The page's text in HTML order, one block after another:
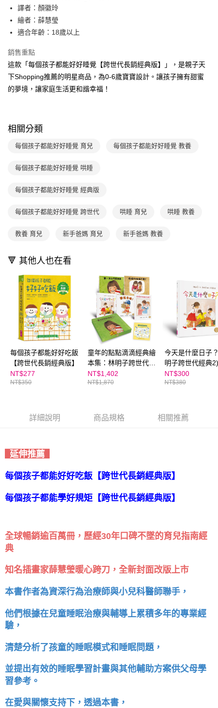
【大哥付你分期使用說明】
1.本服務由台灣大哥大提供，台灣大哥大用戶可立即使用無須另外申請。
2.付款方式選擇「大哥付你分期」，訂單成立後會自動跳轉到大哥付的交易
流程，驗證手機門號後，選擇欲分期的期數、繳款截止日，確認付款後即完
3.實際核准額度、可分期數及費用金額請依後續交易確認頁面所載為準。
4.訂單成立30分鐘內，如未前往確認交易或遇審核未通過，訂單將自動取
消。如遇「轉專審核」未通過狀況，表示未達大哥付你分期系統評分，恕無
法說明評估內容。
1.分期款項不併入電信帳單，「大哥付你分期」於每月結算日後寄送繳費提
1.本服務係由「台灣大哥大股份有限公司」（以下簡稱本公司）所提供，讓
2.基於同意付款使用「大哥付你分期」之契約關係目的，商店將以您的個人
由本公司與您本人進行分期帳單所需資料之確認、核對及更正。
AFTEE先享後付
相關說明
【關於「AFTEE先享後付」】
便利好安心！
１．簡單：不需註冊會員、不需綁卡、不需儲值。
２．便利：只要手機號碼，簡訊認證，即可結帳。
３．安心：先確認商品／服務後，再付款。
３．收到繳費通知簡訊後14天內，點擊此簡訊中的連結，可透過四大超商／
※ 請注意：結帳手續完成當下不需立刻繳費，但若您需要取消訂單，請聯絡
後付繳納相關費用。
客戶支援中心」https://netprotections.freshdesk.com/support/home
【注意事項】
權轉讓予恩沛科技股份有限公司。
３．未成年的使用者請事先徵得法定代理人或監護人之同意方可使用
任。
４．使用「AFTEE先享後付」時，將依據個別帳號之用戶狀況，依本公司即
時審查核予不同之上限額度；若仍有額度不足之情形，本公司將視審查結果
請求用戶進行身份認證。
５．嚴禁一人註冊多個帳號或使用他人資訊註冊。若發現惡意使用之情形，
恩沛科技股份有限公司將有權停止該用戶之使用額度並採取法律行動。
運送方式
付款後全家取貨
每筆NT$70，滿NT$800(含以上)免運費
每筆NT$70，滿NT$800(含以上)免運費
國內宅配/郵寄 (不適用離島、海外及郵局i郵箱)
每筆NT$200
譯者：顏徽玲
繪者：薛慧瑩
適合年齡：18歲以上
銷售重點
這款「每個孩子都能好好睡覺【跨世代長銷經典版】」，是親子天
下Shopping推薦的明星商品，為0-6歲寶寶設計。讓孩子擁有甜蜜
的夢境，讓家庭生活更和諧幸福！
相關分類
每個孩子都能好好睡覺 育兒 每個孩子都能好好睡覺 教養
每個孩子都能好好睡覺 哄睡
每個孩子都能好好睡覺 經典版
每個孩子都能好好睡覺 跨世代 哄睡 育兒 哄睡 教養
教養 育兒 新手爸媽 育兒 新手爸媽 教養
🔻 其他人也在看
每個孩子都能好好吃飯
【跨世代長銷經典版】
NT$277
NT$350
童年的點點滴滴經典繪
本集：林明子跨世代經
典1-5+遊戲小書
NT$1,402
NT$1,870
今天是什麼日子
明子跨世代經典2)
NT$300
NT$380
詳細說明 商品規格 相關推薦
延伸推薦
每個孩子都能好好吃飯【跨世代長銷經典版】
每個孩子都能學好規矩【跨世代長銷經典版】
全球暢銷逾百萬冊，歷經30年口碑不墜的育兒指南經
典
知名插畫家薛慧瑩暖心跨刀，全新封面改版上市
本書作者為資深行為治療師與小兒科醫師聯手，
他們根據在兒童睡眠治療與輔導上累積多年的專業經
驗，
清楚分析了孩童的睡眠模式和睡眠問題，
並提出有效的睡眠學習計畫與其他輔助方案供父母學
習參考。
在愛與關懷支持下，透過本書，